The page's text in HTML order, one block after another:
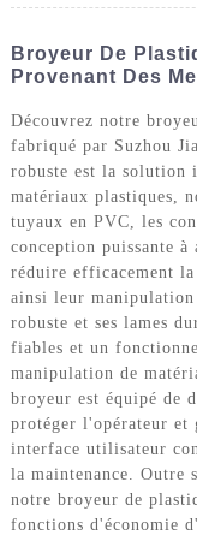
Broyeur De
Provenant Des
Découvrez notre
fabriqué par Suzhou
robuste est la solution
matériaux plastiques,
tuyaux en PVC, les
conception puissante
réduire efficacement
ainsi leur
robuste et ses lames
fiables et un
manipulation de
broyeur est équipé de
protéger l'opérateur et
interface utilisateur
la maintenance. Outre
notre broyeur de
fonctions d'économie